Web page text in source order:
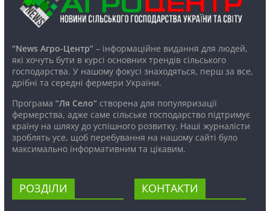
“News Агро-Центр”– інформаційне видання для людей,
які хочуть бути в курсі основних трендів сільського
господарства. У нашому фокусі знаходяться, перш за все,
дрібні та середні фермери України.
Програма “Ля Село”створена для популяризації
фермерства, адже саме сільське господарство підтримує
країну на шляху до успішного розвитку. Наші журналісти
зроблять усе, щоб перебування на нашому сайті було
максимально інформативним та цікавим.
РОЗДІЛИ КОНТАКТИ